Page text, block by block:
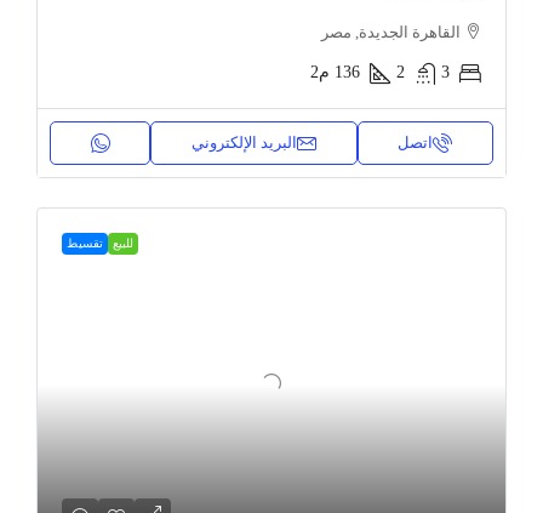
القاهرة الجديدة, مصر
3
2
136 م2
اتصل البريد الإلكتروني
للبيع تقسيط